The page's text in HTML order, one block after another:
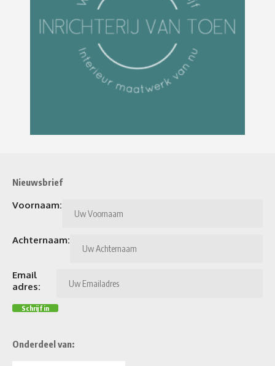
Nieuwsbrief
Voornaam:
Achternaam:
Email
adres:
Onderdeel van: